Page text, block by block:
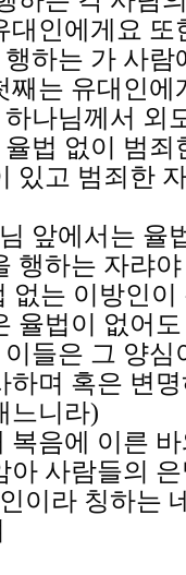
대인에게요 또
하는 가 사
째는 유대인
나님께서 외
법 없이 범죄
있고 범죄한
앞에서는 율
행하는 자랴
없는 이방인
율법이 없어
들은 그 양
하며 혹은 변
느니라)
복음에 이른
아 사람들의
이라 칭하는